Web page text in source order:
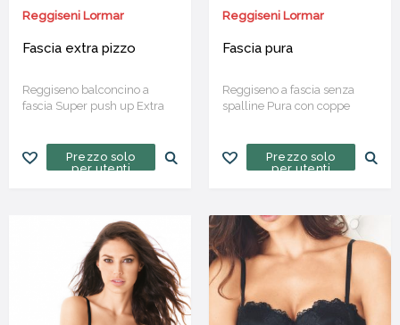
Reggiseni Lormar
Fascia extra pizzo
Reggiseno balconcino a
fascia Super push up Extra
Prezzo solo
per utenti
Reggiseni Lormar
Fascia pura
Reggiseno a fascia senza
spalline Pura con coppe
Prezzo solo
per utenti